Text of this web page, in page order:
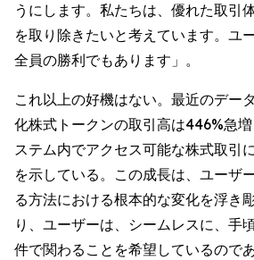
うにします。私たちは、優れた取引
を取り除きたいと考えています。ユ
全員の勝利でもあります」。
これ以上の好機はない。最近のデー
化株式トークンの取引高は446%急
ステム内でアクセス可能な株式取引
を示している。この成長は、ユーザ
る方法における根本的な変化を浮き
り、ユーザーは、シームレスに、手
件で関わることを希望しているので